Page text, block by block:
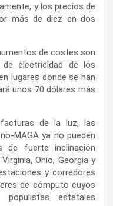
y los precios de
más de diez en dos
de costes son
electricidad de los
lugares donde se han
unos 70 dólares más
de la luz, las
MAGA ya no pueden
de fuerte inclinación
Ohio, Georgia y
y corredores
de cómputo cuyos
estatales